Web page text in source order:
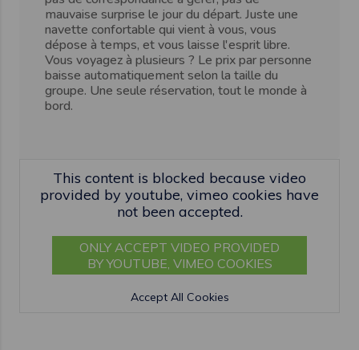
mauvaise surprise le jour du départ. Juste une
navette confortable qui vient à vous, vous
dépose à temps, et vous laisse l'esprit libre.
Vous voyagez à plusieurs ? Le prix par personne
baisse automatiquement selon la taille du
groupe. Une seule réservation, tout le monde à
bord.
This content is blocked because video
provided by youtube, vimeo cookies have
not been accepted.
ONLY ACCEPT VIDEO PROVIDED
BY YOUTUBE, VIMEO COOKIES
Accept All Cookies